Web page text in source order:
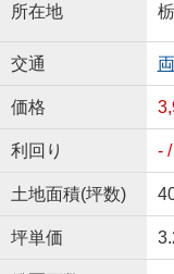
所在地
交通
価格
利回り -
土地面積(坪数)
坪単価